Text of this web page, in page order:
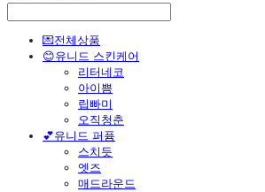
💌전체상품
😊유니드 스킨케어
리터네코
아이쁨
립빠미
오직청춘
💕유니드 퍼퓸
스치듯
엣즈
매드라운드